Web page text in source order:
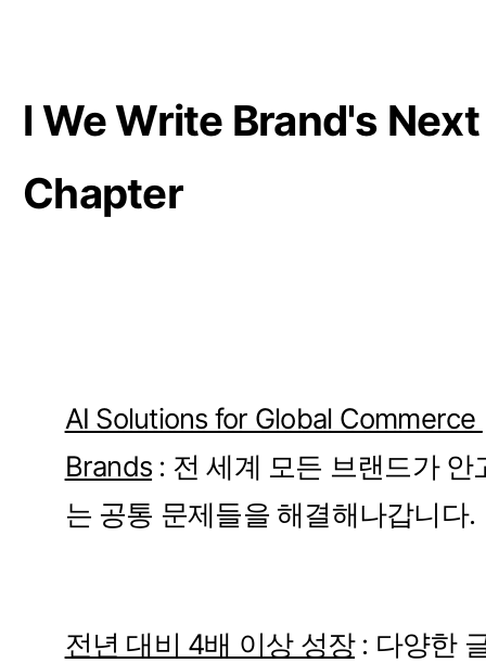
l We ​Write ​Brand's ​Next
Chapter
AI ​Solutions for Global Commerce ​
Brands ​: 전 ​세계 모든 브랜드가 ​안
는 ​공통 ​문제들을 해결해나갑니다.
전년 ​대비 ​4배 ​이상 성장 : ​다양한